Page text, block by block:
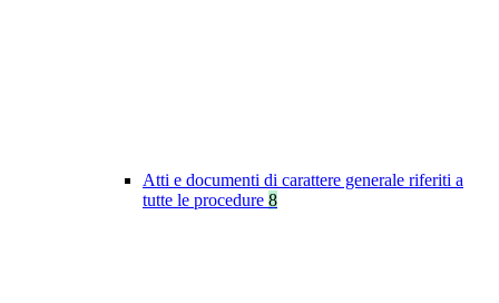
Atti e documenti di carattere generale riferiti a
tutte le procedure 8